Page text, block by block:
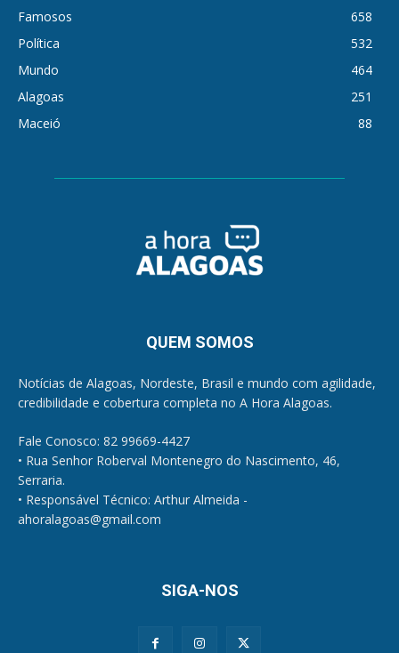
Famosos
658
Política
532
Mundo
464
Alagoas
251
Maceió
88
QUEM SOMOS
Notícias de Alagoas, Nordeste, Brasil e mundo com agilidade,
credibilidade e cobertura completa no A Hora Alagoas.
Fale Conosco: 82 99669-4427
• Rua Senhor Roberval Montenegro do Nascimento, 46,
Serraria.
• Responsável Técnico: Arthur Almeida -
ahoralagoas@gmail.com
SIGA-NOS